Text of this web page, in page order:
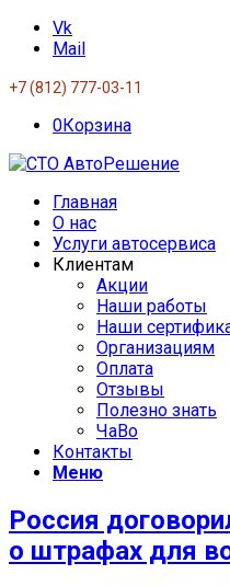
Vk
Mail
+7 (812) 777-03-11
0Корзина
Главная
О нас
Услуги автосервиса
Клиентам
Акции
Наши работы
Наши
Организациям
Оплата
Отзывы
Полезно знать
ЧаВо
Контакты
Меню
Россия
о штрафах для